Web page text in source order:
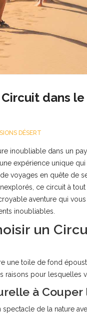
dans
DÉSERT
inoubliable dans un
expérience unique
voyages en quête de
ce circuit à
aventure qui
inoubliables.
un
une toile de fond
raisons pour lesquelles
à Couper
spectacle de la nature